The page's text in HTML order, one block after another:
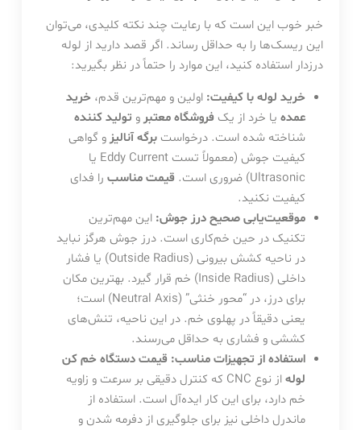
خبر خوب این است که با رعایت چند نکته کلیدی، می‌توان
این ریسک‌ها را به حداقل رساند. اگر قصد دارید از لوله
درزدار استفاده کنید، این موارد را حتماً در نظر بگیرید:
خرید لوله با کیفیت: اولین و مهم‌ترین قدم، خرید
عمده یا خرد از یک فروشگاه معتبرو تولید کننده
شناخته شده است. درخواستبرگه آنالیزو گواهی
کیفیت جوش (معمولاً تست Eddy Current یا
Ultrasonic) ضروری است.
قیمت مناسب را فدای
کیفیت نکنید.
موقعیت‌یابی صحیح درز جوش: این مهم‌ترین
تکنیک در حین خم‌کاری است. درز جوش هرگز نباید
در ناحیه کشش بیرونی (Outside Radius) یا فشار
داخلی (Inside Radius) خم قرار گیرد. بهترین مکان
برای درز، در “محور خنثی” (Neutral Axis) است؛
یعنی دقیقاً در پهلوی خم. در این ناحیه، تنش‌های
کششی و فشاری به حداقل می‌رسند.
استفاده از تجهیزات مناسب: قیمت دستگاه خم کن
لوله
از نوع CNC که کنترل دقیقی بر سرعت و زاویه
خم دارد، برای این کار ایده‌آل است. استفاده از
ماندرل داخلی نیز برای جلوگیری از دفرمه شدن و